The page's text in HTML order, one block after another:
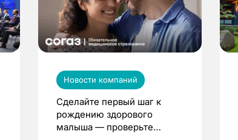
Новости компаний
Сделайте первый шаг к
рождению здорового
малыша — проверьте